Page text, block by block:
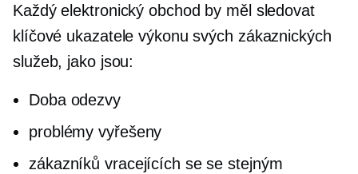
Každý elektronický obchod by měl sledovat
klíčové ukazatele výkonu svých zákaznických
služeb, jako jsou:
Doba odezvy
problémy vyřešeny
zákazníků vracejících se se stejným